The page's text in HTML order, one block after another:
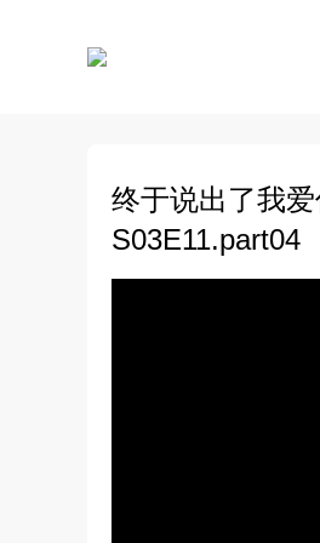
终于说出了我
S03E11.part04